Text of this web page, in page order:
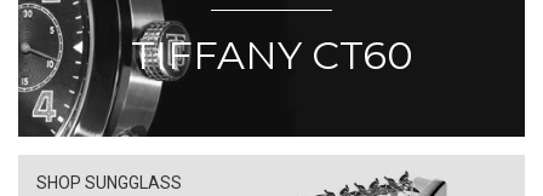
TIFFANY CT60
SHOP SUNGGLASS